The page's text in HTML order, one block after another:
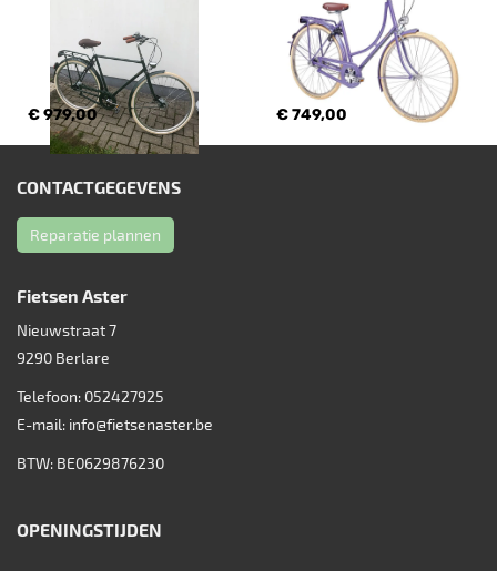
€ 979,00 € 749,00
CONTACTGEGEVENS
Reparatie plannen
Fietsen Aster
Nieuwstraat 7
9290 Berlare
Telefoon: 052427925
E-mail: info@fietsenaster.be
BTW: BE0629876230
OPENINGSTIJDEN